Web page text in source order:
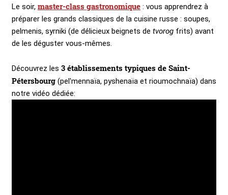
Le soir, master-class gastronomique : vous apprendrez à
préparer les grands classiques de la cuisine russe : soupes,
pelmenis, syrniki (de délicieux beignets de tvorog frits) avant
de les déguster vous-mêmes.
Découvrez les 3 établissements typiques de Saint-
Pétersbourg (pel'mennaïa, pyshenaïa et rioumochnaïa) dans
notre vidéo dédiée: